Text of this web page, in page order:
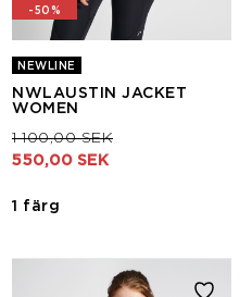
-50%
NEWLINE
NWLAUSTIN JACKET
WOMEN
Pris nedsatt från
1 100,00 SEKtill
550,00 SEK
1 färg